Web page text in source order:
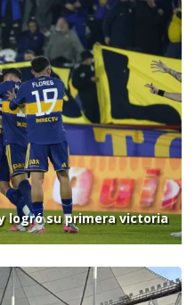
logró su primera victoria